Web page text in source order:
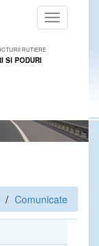
Toggle
navigation
RUTIERE
SI PODURI
Comunicate